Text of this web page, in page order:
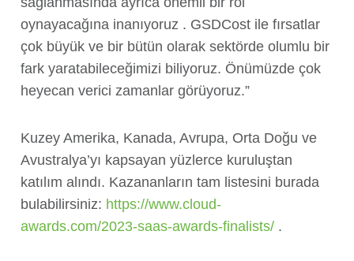
oynayacağına inanıyoruz . GSDCost ile fırsatlar
çok büyük ve bir bütün olarak sektörde olumlu bir
fark yaratabileceğimizi biliyoruz. Önümüzde çok
heyecan verici zamanlar görüyoruz.”
Kuzey Amerika, Kanada, Avrupa, Orta Doğu ve
Avustralya’yı kapsayan yüzlerce kuruluştan
katılım alındı. Kazananların tam listesini burada
bulabilirsiniz: https://www.cloud-
awards.com/2023-saas-awards-finalists/ .